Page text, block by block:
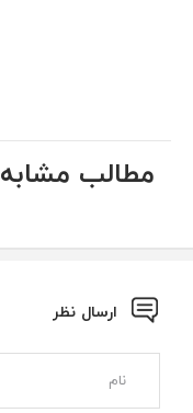
مطالب مشابه
ارسال نظر